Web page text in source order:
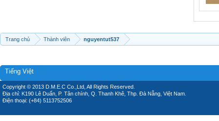
Trang chủ Thành viên nguyentut537
Tiếng Việt
Copyright © 2013 D.M.E.C Co.,Ltd, All Rights Reserved.
Địa chỉ: K190 Lê Duẩn, P. Tân chính, Q. Thanh Khê, Thp. Đà Nẵng, Việt Nam.
Điện thoại: (+84) 5113752506